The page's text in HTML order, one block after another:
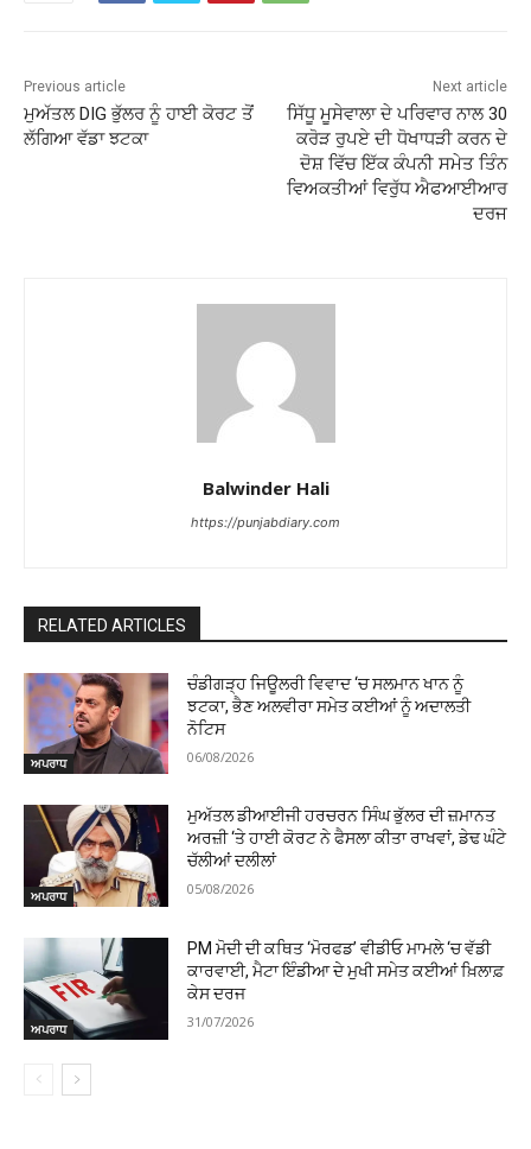
Previous article
ਮੁਅੱਤਲ DIG ਭੁੱਲਰ ਨੂੰ ਹਾਈ ਕੋਰਟ ਤੋਂ
ਲੱਗਿਆ ਵੱਡਾ ਝਟਕਾ
Next article
ਸਿੱਧੂ ਮੂਸੇਵਾਲਾ ਦੇ ਪਰਿਵਾਰ ਨਾਲ 30
ਕਰੋੜ ਰੁਪਏ ਦੀ ਧੋਖਾਧੜੀ ਕਰਨ ਦੇ
ਦੋਸ਼ ਵਿੱਚ ਇੱਕ ਕੰਪਨੀ ਸਮੇਤ ਤਿੰਨ
ਵਿਅਕਤੀਆਂ ਵਿਰੁੱਧ ਐਫਆਈਆਰ
ਦਰਜ
Balwinder Hali
https://punjabdiary.com
RELATED ARTICLES
ਅਪਰਾਧ
ਚੰਡੀਗੜ੍ਹ ਜਿਊਲਰੀ ਵਿਵਾਦ ‘ਚ ਸਲਮਾਨ ਖਾਨ ਨੂੰ
ਝਟਕਾ, ਭੈਣ ਅਲਵੀਰਾ ਸਮੇਤ ਕਈਆਂ ਨੂੰ ਅਦਾਲਤੀ
ਨੋਟਿਸ
06/08/2026
ਅਪਰਾਧ
ਮੁਅੱਤਲ ਡੀਆਈਜੀ ਹਰਚਰਨ ਸਿੰਘ ਭੁੱਲਰ ਦੀ ਜ਼ਮਾਨਤ
ਅਰਜ਼ੀ ‘ਤੇ ਹਾਈ ਕੋਰਟ ਨੇ ਫੈਸਲਾ ਕੀਤਾ ਰਾਖਵਾਂ, ਡੇਢ ਘੰਟੇ
ਚੱਲੀਆਂ ਦਲੀਲਾਂ
05/08/2026
ਅਪਰਾਧ
PM ਮੋਦੀ ਦੀ ਕਥਿਤ ‘ਮੋਰਫਡ’ ਵੀਡੀਓ ਮਾਮਲੇ ‘ਚ ਵੱਡੀ
ਕਾਰਵਾਈ, ਮੈਟਾ ਇੰਡੀਆ ਦੇ ਮੁਖੀ ਸਮੇਤ ਕਈਆਂ ਖ਼ਿਲਾਫ਼
ਕੇਸ ਦਰਜ
31/07/2026